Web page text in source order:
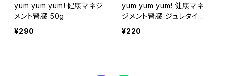
yum yum yum！健康マネジ
メント腎臓 50g
¥290
yum yum yum! 健康マネ
ジメント腎臓 ジュレタイプ
30g 愛犬用食事療法食
¥220